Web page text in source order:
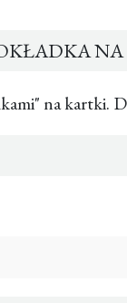
na kartki.